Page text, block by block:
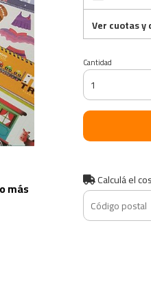
más
Ver cuotas y
Cantidad
Calculá el